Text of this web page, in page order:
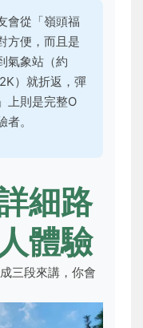
會從「嶺頭福
方便，而且是
氣象站（約
）就折返，彈
上則是完整O
。
細路
體驗
三段來講，你會